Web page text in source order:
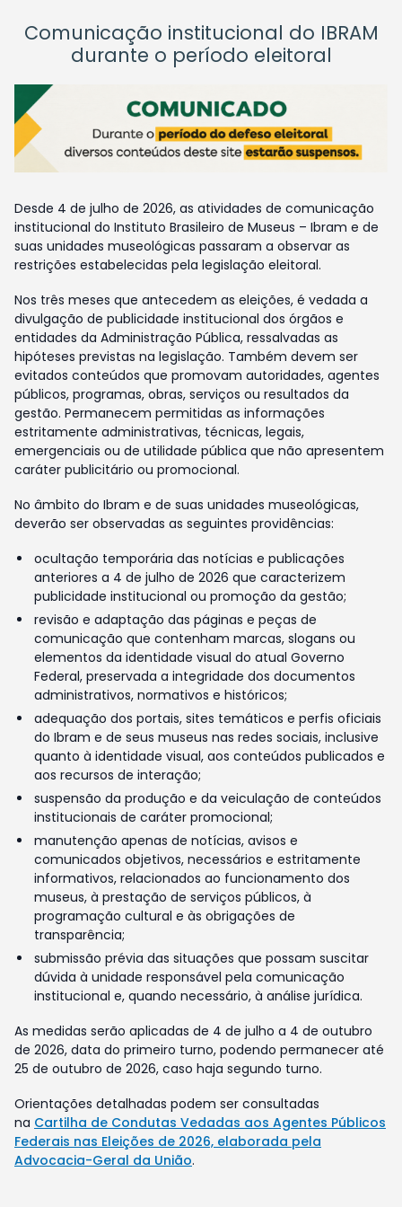
Comunicação institucional do IBRAM
durante o período eleitoral
Desde 4 de julho de 2026, as atividades de comunicação
institucional do Instituto Brasileiro de Museus – Ibram e de
suas unidades museológicas passaram a observar as
restrições estabelecidas pela legislação eleitoral.
Nos três meses que antecedem as eleições, é vedada a
divulgação de publicidade institucional dos órgãos e
entidades da Administração Pública, ressalvadas as
hipóteses previstas na legislação. Também devem ser
evitados conteúdos que promovam autoridades, agentes
públicos, programas, obras, serviços ou resultados da
gestão. Permanecem permitidas as informações
estritamente administrativas, técnicas, legais,
emergenciais ou de utilidade pública que não apresentem
caráter publicitário ou promocional.
No âmbito do Ibram e de suas unidades museológicas,
deverão ser observadas as seguintes providências:
ocultação temporária das notícias e publicações
anteriores a 4 de julho de 2026 que caracterizem
publicidade institucional ou promoção da gestão;
revisão e adaptação das páginas e peças de
comunicação que contenham marcas, slogans ou
elementos da identidade visual do atual Governo
Federal, preservada a integridade dos documentos
administrativos, normativos e históricos;
adequação dos portais, sites temáticos e perfis oficiais
do Ibram e de seus museus nas redes sociais, inclusive
quanto à identidade visual, aos conteúdos publicados e
aos recursos de interação;
suspensão da produção e da veiculação de conteúdos
institucionais de caráter promocional;
manutenção apenas de notícias, avisos e
comunicados objetivos, necessários e estritamente
informativos, relacionados ao funcionamento dos
museus, à prestação de serviços públicos, à
programação cultural e às obrigações de
transparência;
submissão prévia das situações que possam suscitar
dúvida à unidade responsável pela comunicação
institucional e, quando necessário, à análise jurídica.
As medidas serão aplicadas de 4 de julho a 4 de outubro
de 2026, data do primeiro turno, podendo permanecer até
25 de outubro de 2026, caso haja segundo turno.
Orientações detalhadas podem ser consultadas
na Cartilha de Condutas Vedadas aos Agentes Públicos
Federais nas Eleições de 2026, elaborada pela
Advocacia-Geral da União.